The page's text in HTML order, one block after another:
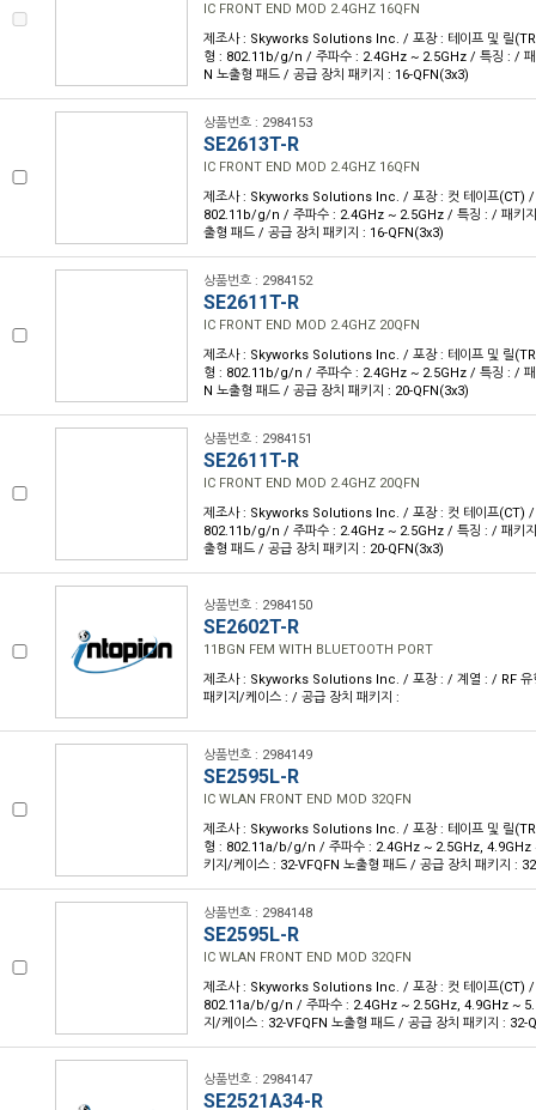
IC FRONT END MOD 2.4GHZ 16QFN
제조사 : Skyworks Solutions Inc. / 포장 : 테이프 및 릴
형 : 802.11b/g/n / 주파수 : 2.4GHz ~ 2.5GHz / 특징 : / 패
N 노출형 패드 / 공급 장치 패키지 : 16-QFN(3x3)
상품번호 : 2984153
SE2613T-R
IC FRONT END MOD 2.4GHZ 16QFN
제조사 : Skyworks Solutions Inc. / 포장 : 컷 테이프(CT) /
802.11b/g/n / 주파수 : 2.4GHz ~ 2.5GHz / 특징 : / 패키
출형 패드 / 공급 장치 패키지 : 16-QFN(3x3)
상품번호 : 2984152
SE2611T-R
IC FRONT END MOD 2.4GHZ 20QFN
제조사 : Skyworks Solutions Inc. / 포장 : 테이프 및 릴
형 : 802.11b/g/n / 주파수 : 2.4GHz ~ 2.5GHz / 특징 : / 패
N 노출형 패드 / 공급 장치 패키지 : 20-QFN(3x3)
상품번호 : 2984151
SE2611T-R
IC FRONT END MOD 2.4GHZ 20QFN
제조사 : Skyworks Solutions Inc. / 포장 : 컷 테이프(CT) /
802.11b/g/n / 주파수 : 2.4GHz ~ 2.5GHz / 특징 : / 패키
출형 패드 / 공급 장치 패키지 : 20-QFN(3x3)
상품번호 : 2984150
SE2602T-R
11BGN FEM WITH BLUETOOTH PORT
제조사 : Skyworks Solutions Inc. / 포장 : / 계열 : / RF 유
패키지/케이스 : / 공급 장치 패키지 :
상품번호 : 2984149
SE2595L-R
IC WLAN FRONT END MOD 32QFN
제조사 : Skyworks Solutions Inc. / 포장 : 테이프 및 릴
형 : 802.11a/b/g/n / 주파수 : 2.4GHz ~ 2.5GHz, 4.9GHz
키지/케이스 : 32-VFQFN 노출형 패드 / 공급 장치 패키지 :
상품번호 : 2984148
SE2595L-R
IC WLAN FRONT END MOD 32QFN
제조사 : Skyworks Solutions Inc. / 포장 : 컷 테이프(CT) /
802.11a/b/g/n / 주파수 : 2.4GHz ~ 2.5GHz, 4.9GHz ~
지/케이스 : 32-VFQFN 노출형 패드 / 공급 장치 패키지 : 32-
상품번호 : 2984147
SE2521A34-R